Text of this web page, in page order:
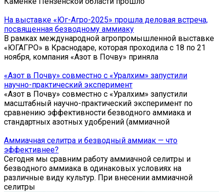
На выставке «Юг-Агро-2025» прошла деловая встреча,
посвященная безводному аммиаку
В рамках международной агропромышленной выставке
«ЮГАГРО» в Краснодаре, которая проходила с 18 по 21
ноября, компания «Азот в Почву» приняла
«Азот в Почву» совместно с «Уралхим» запустили
научно-практический эксперимент
«Азот в Почву» совместно с «Уралхим» запустили
масштабный научно-практический эксперимент по
сравнению эффективности безводного аммиака и
стандартных азотных удобрений (аммиачной
Аммиачная селитра и безводный аммиак — что
эффективнее?
Сегодня мы сравним работу аммиачной селитры и
безводного аммиака в одинаковых условиях на
различные виду культур. При внесении аммиачной
селитры